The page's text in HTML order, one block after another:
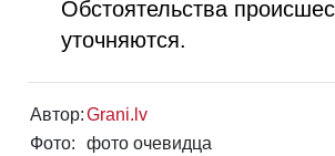
Обстоятельства
уточняются.
Автор:Grani.lv
Фото:
фото очевидца